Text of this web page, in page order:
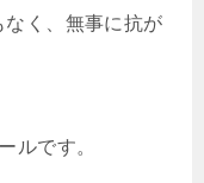
く、無事に抗が
ルです。